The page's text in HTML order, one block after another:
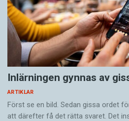
Inlärningen gynnas av
ARTIKLAR
Först se en bild. Sedan gissa ordet
att därefter få det rätta svaret. Det